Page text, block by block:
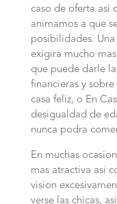
caso de oferta asi­
animamos a que
posibilidades.
exigira mucho
que puede darle
financieras y
casa feliz, o En
desigualdad de
nunca podra
En muchas
mas atractiva asi­
vision
verse las chicas,